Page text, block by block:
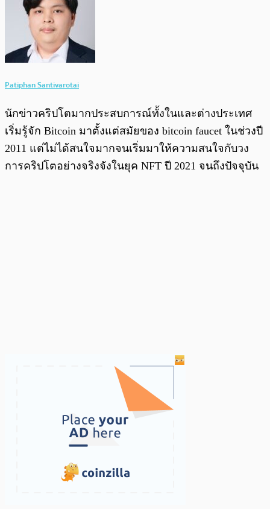
Patiphan Santivarotai
นักข่าวคริปโตมากประสบการณ์ทั้งในและต่างประเทศ
เริ่มรู้จัก Bitcoin มาตั้งแต่สมัยของ bitcoin faucet ในช่วงปี
2011 แต่ไม่ได้สนใจมากจนเริ่มมาให้ความสนใจกับวง
การคริปโตอย่างจริงจังในยุค NFT ปี 2021 จนถึงปัจจุบัน